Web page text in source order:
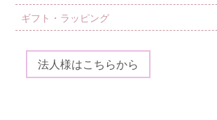
ギフト・ラッピング
法人様はこちらから